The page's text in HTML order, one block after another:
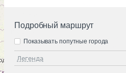
Подробный маршрут
Легенда
Показывать попутные города